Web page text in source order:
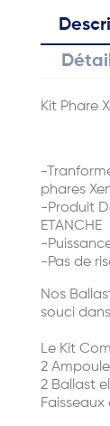
Kit Phare
-
phares
-Produit
ETANCHE
-
-Pas de
Nos
souci
Le Kit
2
2 Ballast